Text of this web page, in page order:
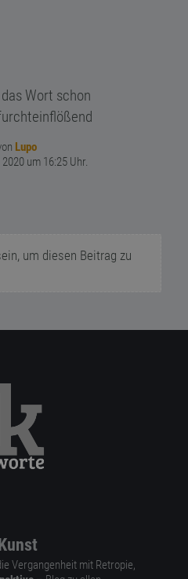
Wort schon
Lupo
um 16:25 Uhr.
um diesen Beitrag zu
Vergangenheit mit Retropie,